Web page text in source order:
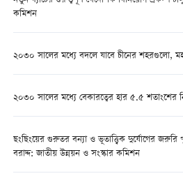
কমিশন
২০৩০ সালের মধ্যে বদলে যাবে চীনের শহরগুলো,
২০৩০ সালের মধ্যে বেকারত্বের হার ৫.৫ শতাংশের
ছংছিংয়ের গুরুতর বন্যা ও ভূতাত্ত্বিক দুর্যোগের